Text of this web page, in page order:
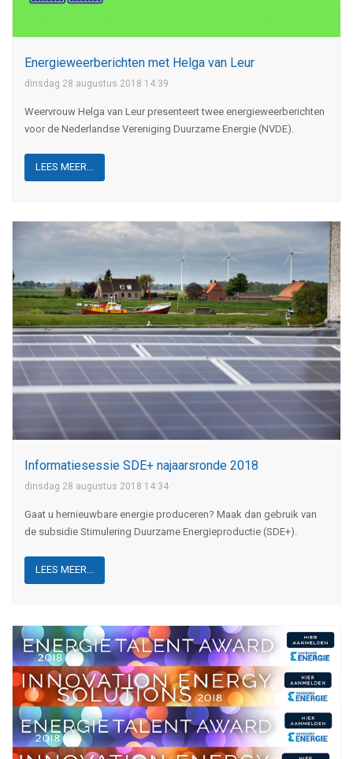
Energieweerberichten met Helga van Leur
dinsdag 28 augustus 2018 14:39
Weervrouw Helga van Leur presenteert twee energieweerberichten
voor de Nederlandse Vereniging Duurzame Energie (NVDE).
LEES MEER...
Informatiesessie SDE+ najaarsronde 2018
dinsdag 28 augustus 2018 14:34
Gaat u hernieuwbare energie produceren? Maak dan gebruik van
de subsidie Stimulering Duurzame Energieproductie (SDE+).
LEES MEER...